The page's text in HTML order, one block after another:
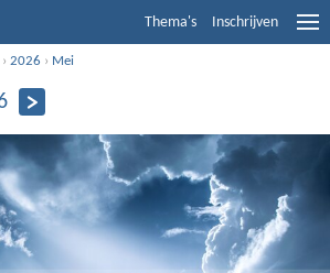
Thema's Inschrijven
›2026 › Mei